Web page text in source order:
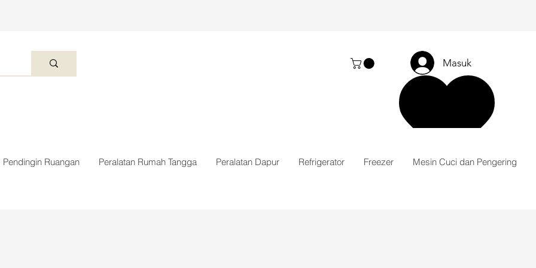
Masuk
Pendingin Ruangan Peralatan Rumah Tangga Peralatan Dapur Refrigerator Freezer Mesin Cuci dan Pengering